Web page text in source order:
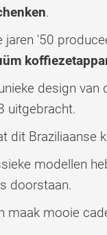
.
jaren '50
design van
uitgebracht.
dit Braziliaanse
modellen
doorstaan.
maak mooie